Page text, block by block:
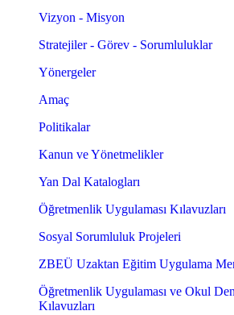
Vizyon - Misyon
Stratejiler - Görev - Sorumluluklar
Yönergeler
Amaç
Politikalar
Kanun ve Yönetmelikler
Yan Dal Katalogları
Öğretmenlik Uygulaması Kılavuzları
Sosyal Sorumluluk Projeleri
ZBEÜ Uzaktan Eğitim Uygulama
Öğretmenlik Uygulaması ve Okul
Kılavuzları